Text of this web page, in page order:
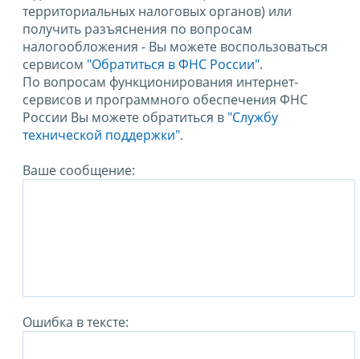
территориальных налоговых органов) или
получить разъяснения по вопросам
налогообложения - Вы можете воспользоваться
сервисом "Обратиться в ФНС России".
По вопросам функционирования интернет-
сервисов и программного обеспечения ФНС
России Вы можете обратиться в "Службу
технической поддержки".
Ваше сообщение:
Ошибка в тексте: